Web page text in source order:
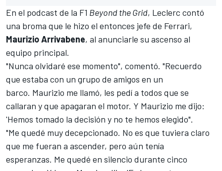
En el podcast de la F1 Beyond the Grid, Leclerc contó
una broma que le hizo el entonces jefe de Ferrari,
Maurizio Arrivabene, al anunciarle su ascenso al
equipo principal.
"Nunca olvidaré ese momento", comentó. "Recuerdo
que estaba con un grupo de amigos en un
barco. Maurizio me llamó, les pedí a todos que se
callaran y que apagaran el motor. Y Maurizio me dijo:
'Hemos tomado la decisión y no te hemos elegido".
"Me quedé muy decepcionado. No es que tuviera claro
que me fueran a ascender, pero aún tenía
esperanzas. Me quedé en silencio durante cinco